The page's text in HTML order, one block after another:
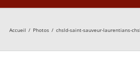
Accueil / Photos / chsld-saint-sauveur-laurentians-